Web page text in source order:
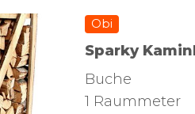
Obi
Sparky
Buche
1 Raummeter